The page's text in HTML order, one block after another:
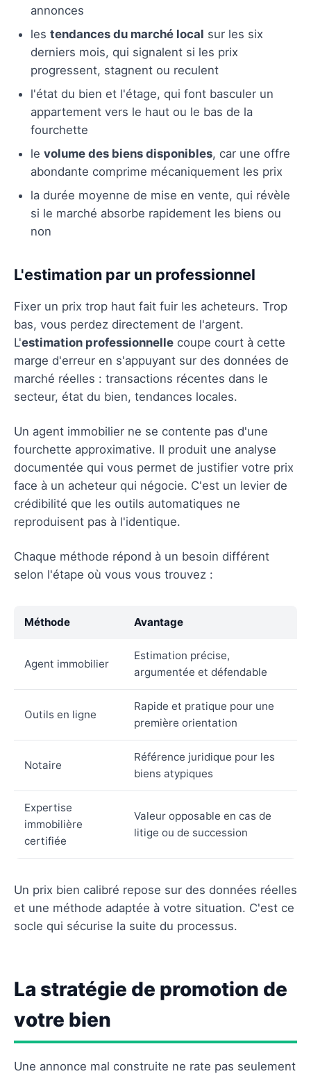
annonces
les tendances du marché local sur les six
derniers mois, qui signalent si les prix
progressent, stagnent ou reculent
l'état du bien et l'étage, qui font basculer un
appartement vers le haut ou le bas de la
fourchette
le volume des biens disponibles, car une offre
abondante comprime mécaniquement les prix
la durée moyenne de mise en vente, qui révèle
si le marché absorbe rapidement les biens ou
non
L'estimation par un professionnel
Fixer un prix trop haut fait fuir les acheteurs. Trop
bas, vous perdez directement de l'argent.
L'estimation professionnelle coupe court à cette
marge d'erreur en s'appuyant sur des données de
marché réelles : transactions récentes dans le
secteur, état du bien, tendances locales.
Un agent immobilier ne se contente pas d'une
fourchette approximative. Il produit une analyse
documentée qui vous permet de justifier votre prix
face à un acheteur qui négocie. C'est un levier de
crédibilité que les outils automatiques ne
reproduisent pas à l'identique.
Chaque méthode répond à un besoin différent
selon l'étape où vous vous trouvez :
Méthode Avantage
Agent immobilier
Estimation précise,
argumentée et défendable
Outils en ligne
Rapide et pratique pour une
première orientation
Notaire
Référence juridique pour les
biens atypiques
Expertise
immobilière
certifiée
Valeur opposable en cas de
litige ou de succession
Un prix bien calibré repose sur des données réelles
et une méthode adaptée à votre situation. C'est ce
socle qui sécurise la suite du processus.
La stratégie de promotion de
votre bien
Une annonce mal construite ne rate pas seulement